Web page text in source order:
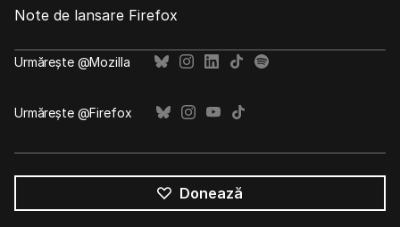
Note de lansare Firefox
Urmărește @Mozilla
Urmărește @Firefox
Donează